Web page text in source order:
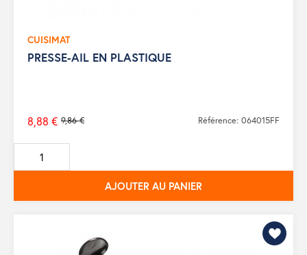
CUISIMAT
PRESSE-AIL EN PLASTIQUE
Prix
de
base
9,86 €
8,88 € Référence: 064015FF
AJOUTER AU PANIER